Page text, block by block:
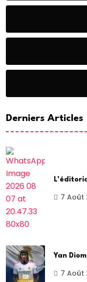
Derniers Articles
7 Août
Yan
7 Août